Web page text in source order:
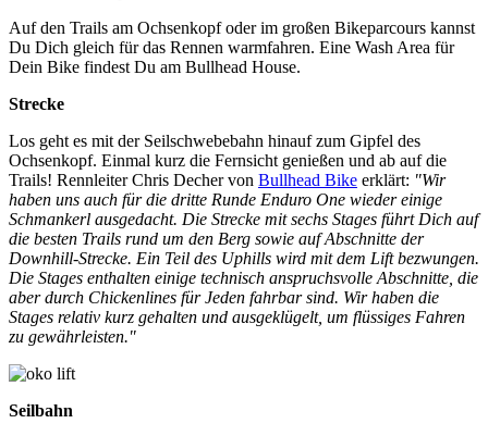
Auf den Trails am Ochsenkopf oder im großen Bikeparcours kannst
Du Dich gleich für das Rennen warmfahren. Eine Wash Area für
Dein Bike findest Du am Bullhead House.
Strecke
Los geht es mit der Seilschwebebahn hinauf zum Gipfel des
Ochsenkopf. Einmal kurz die Fernsicht genießen und ab auf die
Trails! Rennleiter Chris Decher von Bullhead Bike erklärt: "Wir
haben uns auch für die dritte Runde Enduro One wieder einige
Schmankerl ausgedacht. Die Strecke mit sechs Stages führt Dich auf
die besten Trails rund um den Berg sowie auf Abschnitte der
Downhill-Strecke. Ein Teil des Uphills wird mit dem Lift bezwungen.
Die Stages enthalten einige technisch anspruchsvolle Abschnitte, die
aber durch Chickenlines für Jeden fahrbar sind. Wir haben die
Stages relativ kurz gehalten und ausgeklügelt, um flüssiges Fahren
zu gewährleisten."
Seilbahn